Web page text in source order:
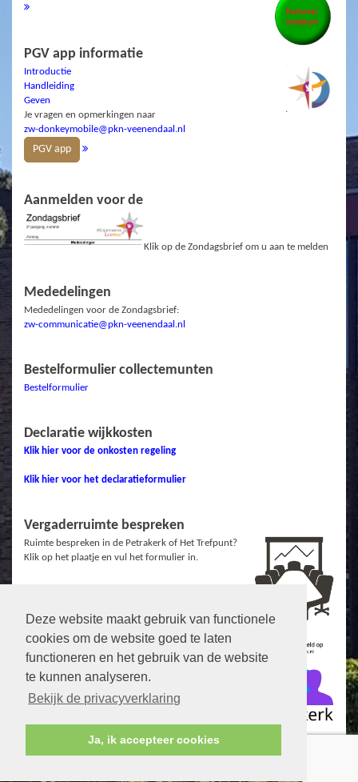
Deze website maakt gebruik van functionele
cookies om de website goed te laten
functioneren en het gebruik van de website
te kunnen analyseren.
Bekijk de privacyverklaring
Ja, ik accepteer cookies
PGV app informatie
Introductie
Handleiding
Geven
Je vragen en opmerkingen naar
zw-donkeymobile@pkn-veenendaal.nl
PGV app
Aanmelden voor de
Klik op de Zondagsbrief om u aan te melden
Mededelingen
Mededelingen voor de Zondagsbrief:
zw-communicatie@pkn-veenendaal.nl
Bestelformulier collectemunten
Bestelformulier
Declaratie wijkkosten
Klik hier voor de onkosten regeling
Klik hier voor het declaratieformulier
Vergaderruimte bespreken
Ruimte bespreken in de Petrakerk of Het Trefpunt?
Klik op het plaatje en vul het formulier in.
Links
Protestantse Gemeente Veenendaal
Facebook ZuidWest
Facebook Petrakerk